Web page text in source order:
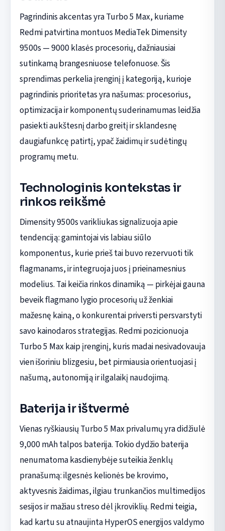
Pagrindinis akcentas yra Turbo 5 Max, kuriame
Redmi patvirtina montuos MediaTek Dimensity
9500s — 9000 klasės procesorių, dažniausiai
sutinkamą brangesniuose telefonuose. Šis
sprendimas perkelia įrenginį į kategoriją, kurioje
pagrindinis prioritetas yra našumas: procesorius,
optimizacija ir komponentų suderinamumas leidžia
pasiekti aukštesnį darbo greitį ir sklandesnę
daugiafunkcę patirtį, ypač žaidimų ir sudėtingų
programų metu.
Technologinis kontekstas ir
rinkos reikšmė
Dimensity 9500s varikliukas signalizuoja apie
tendenciją: gamintojai vis labiau siūlo
komponentus, kurie prieš tai buvo rezervuoti tik
flagmanams, ir integruoja juos į prieinamesnius
modelius. Tai keičia rinkos dinamiką — pirkėjai gauna
beveik flagmano lygio procesorių už ženkiai
mažesnę kainą, o konkurentai priversti persvarstyti
savo kainodaros strategijas. Redmi pozicionuoja
Turbo 5 Max kaip įrenginį, kuris madai nesivadovauja
vien išoriniu blizgesiu, bet pirmiausia orientuojasi į
našumą, autonomiją ir ilgalaikį naudojimą.
Baterija ir ištvermė
Vienas ryškiausių Turbo 5 Max privalumų yra didžiulė
9,000 mAh talpos baterija. Tokio dydžio baterija
nenumatoma kasdienybėje suteikia ženklų
pranašumą: ilgesnės kelionės be krovimo,
aktyvesnis žaidimas, ilgiau trunkančios multimedijos
sesijos ir mažiau streso dėl įkroviklių. Redmi teigia,
kad kartu su atnaujinta HyperOS energijos valdymo